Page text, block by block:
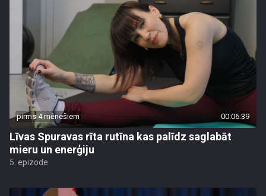
pirms 4 mēnešiem 00:06:39
Līvas Spuravas rīta rutīna kas palīdz saglabāt
mieru un enerģiju
5. epizode